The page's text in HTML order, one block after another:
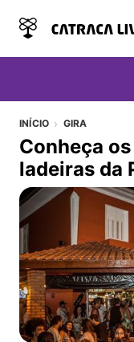
INÍCIO GIRA
Conheça
ladeiras da